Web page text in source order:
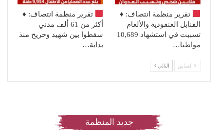
تقرير منظمة انتصاف: ♦️
القنابل العنقودية والألغام
تسببت في استشهاد 10,689
مواطنا…
تقرير منظمة انتصاف: ♦️
أكثر من 61 ألف مدني
سقطوا بين شهيد وجريح منذ
بداية…
السابق التالي
جديد المنظمة